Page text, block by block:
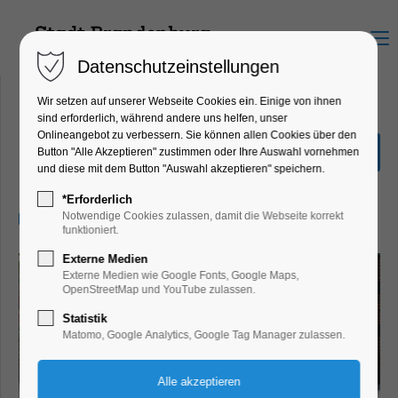
Menu
Entdecker-Tour
Führung, Themenführung
30.07.2025, 10:30–11:30
Datenschutzeinstellungen
Wir setzen auf unserer Webseite Cookies ein. Einige von ihnen
sind erforderlich, während andere uns helfen, unser
Onlineangebot zu verbessern. Sie können allen Cookies über den
Button "Alle Akzeptieren" zustimmen oder Ihre Auswahl vornehmen
und diese mit dem Button "Auswahl akzeptieren" speichern.
*Erforderlich
Notwendige Cookies zulassen, damit die Webseite korrekt
funktioniert.
Externe Medien
Externe Medien wie Google Fonts, Google Maps,
OpenStreetMap und YouTube zulassen.
Statistik
Matomo, Google Analytics, Google Tag Manager zulassen.